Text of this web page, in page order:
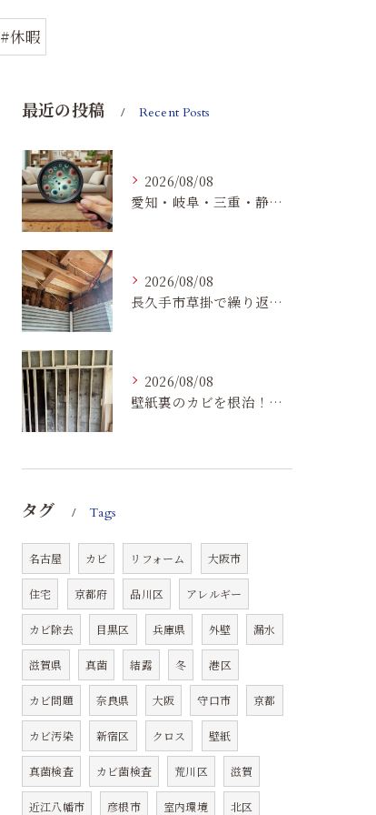
#休暇
最近の投稿 Recent Posts
2026/08/08
愛知・岐阜・三重・静岡で真菌（カビ）による健康被害にお悩みの方へ｜室内環境改善とMIST工法®による専門対策
2026/08/08
長久手市草掛で繰り返すカビにお困りの方へ｜原因から解決策まで紹介
2026/08/08
壁紙裏のカビを根治！下地交換と防カビリフォームの重要性
タグ Tags
名古屋 カビ リフォーム 大阪市
住宅 京都府 品川区 アレルギー
カビ除去 目黒区 兵庫県 外壁 漏水
滋賀県 真菌 結露 冬 港区
カビ問題 奈良県 大阪 守口市 京都
カビ汚染 新宿区 クロス 壁紙
真菌検査 カビ菌検査 荒川区 滋賀
近江八幡市 彦根市 室内環境 北区